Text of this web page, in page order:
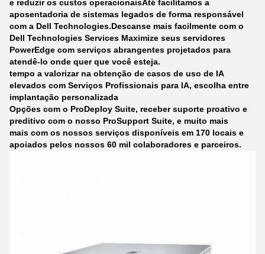
e reduzir os custos operacionaisAté facilitamos a
aposentadoria de sistemas legados de forma responsável
com a Dell Technologies.Descanse mais facilmente com o
Dell Technologies Services Maximize seus servidores
PowerEdge com serviços abrangentes projetados para
atendê-lo onde quer que você esteja.
tempo a valorizar na obtenção de casos de uso de IA
elevados com Serviços Profissionais para IA, escolha entre
implantação personalizada
Opções com o ProDeploy Suite, receber suporte proativo e
preditivo com o nosso ProSupport Suite, e muito mais
mais com os nossos serviços disponíveis em 170 locais e
apoiados pelos nossos 60 mil colaboradores e parceiros.